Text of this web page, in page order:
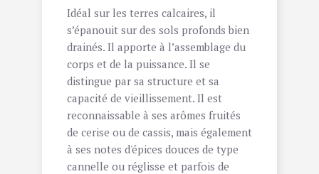
Idéal sur les terres calcaires, il
s’épanouit sur des sols profonds bien
drainés. Il apporte à l’assemblage du
corps et de la puissance. Il se
distingue par sa structure et sa
capacité de vieillissement. Il est
reconnaissable à ses arômes fruités
de cerise ou de cassis, mais également
à ses notes d'épices douces de type
cannelle ou réglisse et parfois de